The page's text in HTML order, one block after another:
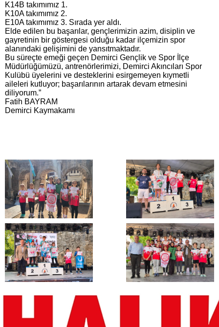
K14B takımımız 1.
K10A takımımız 2.
E10A takımımız 3. Sırada yer aldı.
Elde edilen bu başarılar, gençlerimizin azim, disiplin ve
gayretinin bir göstergesi olduğu kadar ilçemizin spor
alanındaki gelişimini de yansıtmaktadır.
Bu süreçte emeği geçen Demirci Gençlik ve Spor İlçe
Müdürlüğümüzü, antrenörlerimizi, Demirci Akıncıları Spor
Kulübü üyelerini ve desteklerini esirgemeyen kıymetli
aileleri kutluyor; başarılarının artarak devam etmesini
diliyorum.”
Fatih BAYRAM
Demirci Kaymakamı